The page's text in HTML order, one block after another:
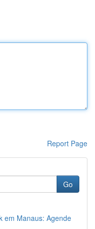
Report Page
Go
em Manaus: Agende